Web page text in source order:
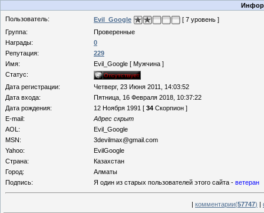
Пользователь:
Evil_Google
[ 7 уровень ]
Группа:
Проверенные
Награды:
0
Репутация:
229
Имя:
Evil_Google [ Мужчина ]
Статус:
Дата регистрации:
Четверг, 23 Июня 2011, 14:03:52
Дата входа:
Пятница, 16 Февраля 2018, 10:37:22
Дата рождения:
12 Ноября 1991 [ 34 Скорпион ]
E-mail:
Адрес скрыт
AOL:
Evil_Google
MSN:
3devilmax@gmail.com
Yahoo:
EvilGoogle
Страна:
Казахстан
Город:
Алматы
Подпись:
Я один из старых пользователей этого сайта - ветеран
| комментарии(57747) |